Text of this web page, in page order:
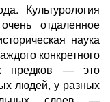
Культурология
отдаленное
наука
конкретного
предков — это
людей, у разных